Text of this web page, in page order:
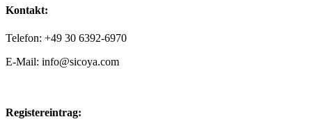
Kontakt:
Telefon: +49 30 6392-6970
E-Mail: info@sicoya.com
Registereintrag: